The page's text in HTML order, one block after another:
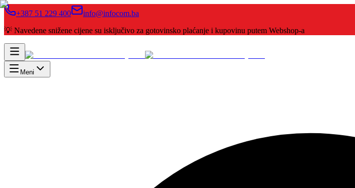
+387 51 229 400
info@infocom.ba
💡 Navedene snižene cijene su isključivo za gotovinsko plaćanje i kupovinu putem Webshop-a
Meni